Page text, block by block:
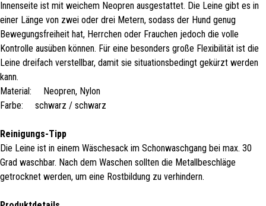
Innenseite ist mit weichem Neopren ausgestattet. Die Leine gibt es in
einer Länge von zwei oder drei Metern, sodass der Hund genug
Bewegungsfreiheit hat, Herrchen oder Frauchen jedoch die volle
Kontrolle ausüben können. Für eine besonders große Flexibilität ist die
Leine dreifach verstellbar, damit sie situationsbedingt gekürzt werden
kann.
Material: Neopren, Nylon
Farbe: schwarz / schwarz
Reinigungs-Tipp
Die Leine ist in einem Wäschesack im Schonwaschgang bei max. 30
Grad waschbar. Nach dem Waschen sollten die Metallbeschläge
getrocknet werden, um eine Rostbildung zu verhindern.